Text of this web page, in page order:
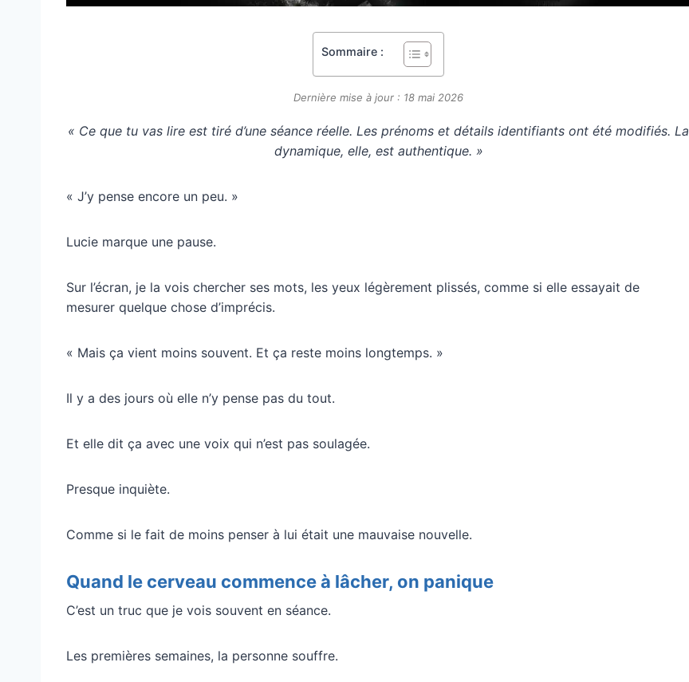
Sommaire :
Dernière mise à jour : 18 mai 2026
« Ce que tu vas lire est tiré d’une séance réelle. Les prénoms et détails identifiants ont été modifiés. La
dynamique, elle, est authentique. »
« J’y pense encore un peu. »
Lucie marque une pause.
Sur l’écran, je la vois chercher ses mots, les yeux légèrement plissés, comme si elle essayait de
mesurer quelque chose d’imprécis.
« Mais ça vient moins souvent. Et ça reste moins longtemps. »
Il y a des jours où elle n’y pense pas du tout.
Et elle dit ça avec une voix qui n’est pas soulagée.
Presque inquiète.
Comme si le fait de moins penser à lui était une mauvaise nouvelle.
Quand le cerveau commence à lâcher, on panique
C’est un truc que je vois souvent en séance.
Les premières semaines, la personne souffre.